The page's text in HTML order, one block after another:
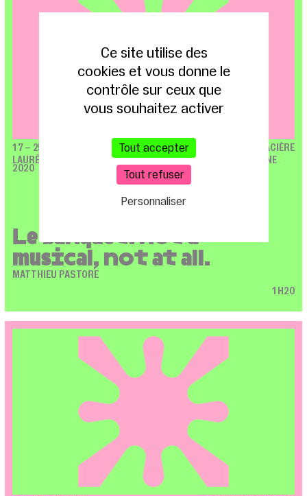
17 – 25 SEPT. 2021
LAURÉAT PRIX THÉÂTRE13 / JEUNES METTEUR·SE·S EN SCÈNE
2020
T13 / GLACIÈRE
Le banquet. not a
musical, not at all.
MATTHIEU PASTORE
1H20
Ce site utilise des
cookies et vous donne le
contrôle sur ceux que
vous souhaitez activer
Tout accepter
Tout refuser
Personnaliser